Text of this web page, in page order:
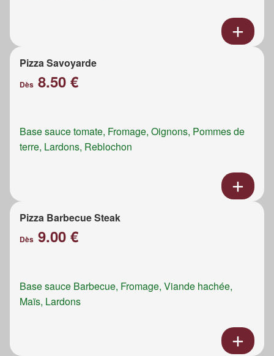
Pizza Savoyarde
Dès 8.50 €
Base sauce tomate, Fromage, Oignons, Pommes de
terre, Lardons, Reblochon
Pizza Barbecue Steak
Dès 9.00 €
Base sauce Barbecue, Fromage, Viande hachée,
Maïs, Lardons